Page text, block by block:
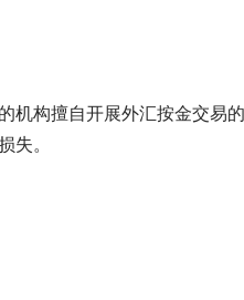
机构擅自开展外汇按金交易
失。